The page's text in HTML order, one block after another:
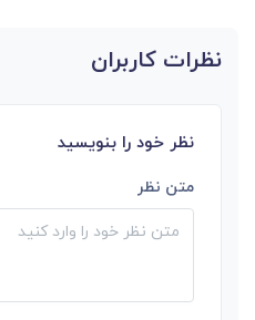
نظرات کاربران
نظر خود را بنویسید
متن نظر